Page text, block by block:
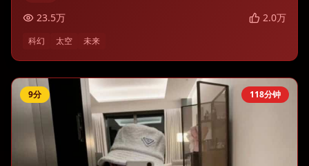
23.5万 2.0万
科幻 太空 未来
118分钟
9分